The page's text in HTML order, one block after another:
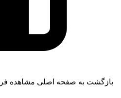
بازگشت به صفحه اصلی مشاهده